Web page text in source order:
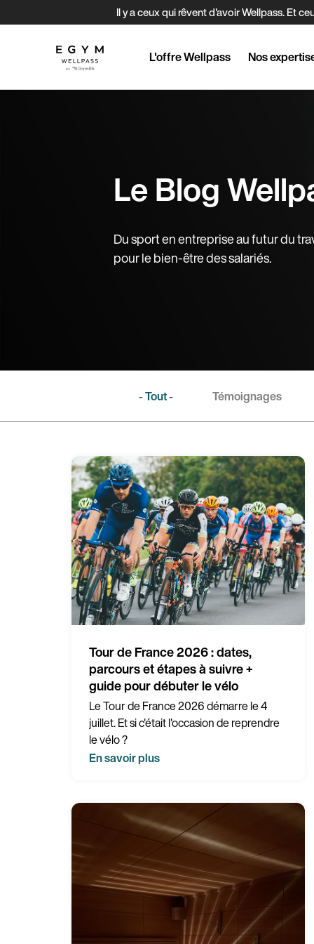
contenu
Il y a ceux qui rêvent d'avoir Wellpass. Et
L'offre Wellpass Nos
Le Blog
Du sport en entreprise au futur du
pour le bien-être des salariés.
- Tout - Témoignages
Tour de France 2026 : dates,
parcours et étapes à suivre +
guide pour débuter le vélo
Le Tour de France 2026 démarre le 4
juillet. Et si c'était l'occasion de reprendre
le vélo ?
En savoir plus